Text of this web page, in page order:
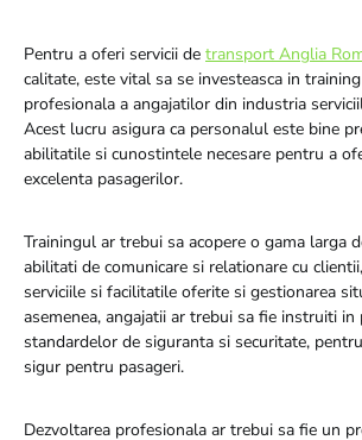
Pentru a oferi servicii de transport Anglia
calitate, este vital sa se investeasca in
profesionala a angajatilor din industria
Acest lucru asigura ca personalul este bine
abilitatile si cunostintele necesare pentru a
excelenta pasagerilor.
Trainingul ar trebui sa acopere o gama larga
abilitati de comunicare si relationare cu
serviciile si facilitatile oferite si gestionarea
asemenea, angajatii ar trebui sa fie instruiti in
standardelor de siguranta si securitate,
sigur pentru pasageri.
Dezvoltarea profesionala ar trebui sa fie un